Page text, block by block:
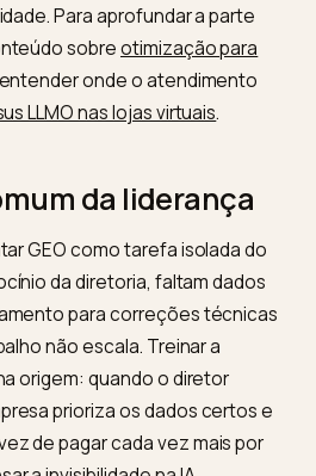
um
relatórios e termina com um
metas e responsáveis. A
oferece um curso de GEOque
escopo, e a Nivk.com adapta
de cada loja Shopify,
às correções técnicas
Para aprofundar a parte
sobre otimização para